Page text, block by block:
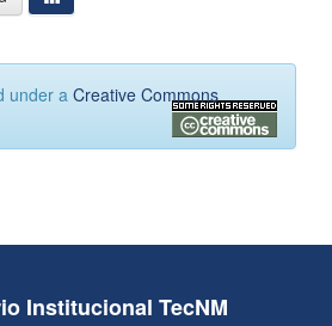
under a Creative Commons
Institucional TecNM